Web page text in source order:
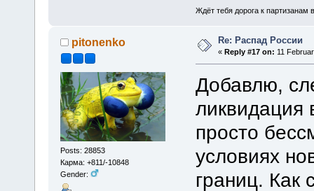
Ждёт тебя дорога к партизанам
pitonenko
Posts: 28853
Карма: +811/-10848
Gender:
Re: Распад России
«Reply #17 on: 11
Добавлю,
ликвидация
просто
условиях
границ. Как